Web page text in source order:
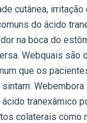
cutânea,
do ácido
na boca do
Webquais são
que os
Webembora
tranexâmico
colaterais como